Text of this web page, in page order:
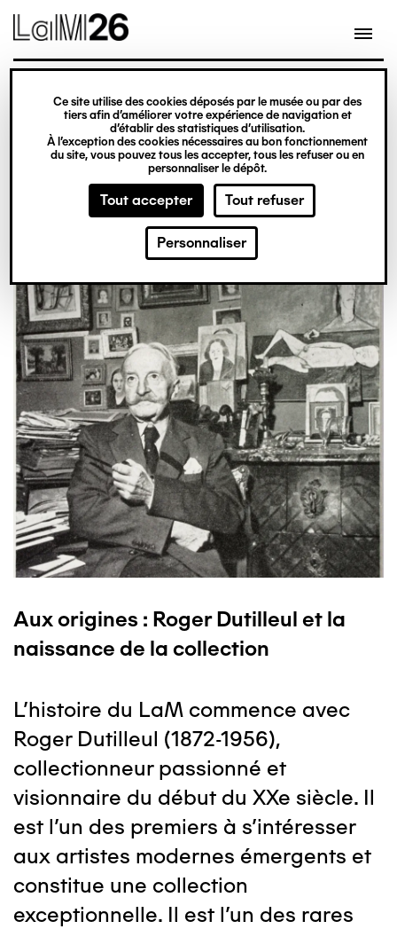
Gestion des cookies
Ce site utilise des cookies déposés par le musée ou par des
tiers afin d’améliorer votre expérience de navigation et
d’établir des statistiques d’utilisation.
À l’exception des cookies nécessaires au bon fonctionnement
du site, vous pouvez tous les accepter, tous les refuser ou en
personnaliser le dépôt.
Tout accepter Tout refuser
Personnaliser
Aller
au
contenu
principal
L'histoire du LaM
Aux origines : Roger Dutilleul et la
naissance de la collection
L’histoire du LaM commence avec
Roger Dutilleul (1872-1956),
collectionneur passionné et
visionnaire du début du XXe siècle. Il
est l'un des premiers à s’intéresser
aux artistes modernes émergents et
constitue une collection
exceptionnelle. Il est l'un des rares